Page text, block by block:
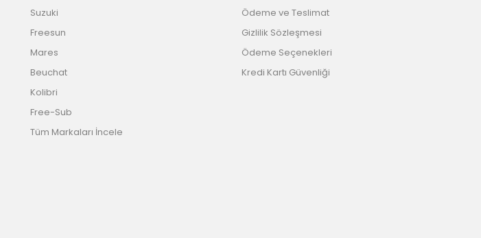
Suzuki
Freesun
Mares
Beuchat
Kolibri
Free-Sub
Tüm Markaları İncele
Ödeme ve Teslimat
Gizlilik Sözleşmesi
Ödeme Seçenekleri
Kredi Kartı Güvenliği